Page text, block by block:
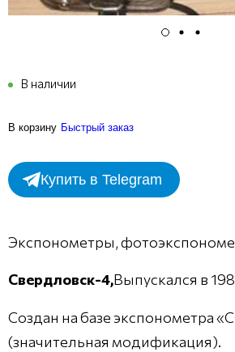
В наличии
В корзину Быстрый заказ
Купить в Telegram
Экспонометры,
Свердловск-4,Выпускался в
Создан на базе экспонометра
(значительная модификация).